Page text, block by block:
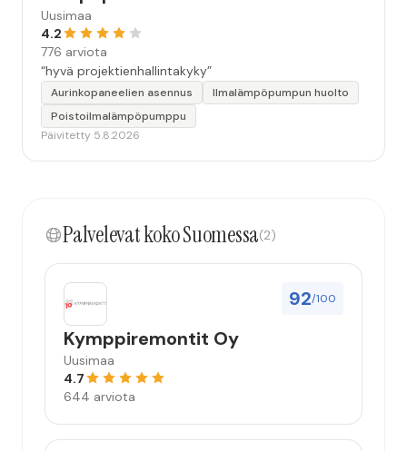
Uusimaa
4.2
776 arviota
“hyvä projektienhallintakyky”
Aurinkopaneelien asennus
Ilmalämpöpumpun huolto
Poistoilmalämpöpumppu
Päivitetty 5.8.2026
Palvelevat koko Suomessa(2)
92/100
Kymppiremontit Oy
Uusimaa
4.7
644 arviota